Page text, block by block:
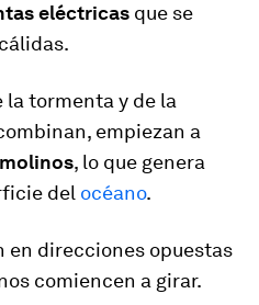
eléctricas que se
la tormenta y de la
empiezan a
, lo que genera
del océano.
en direcciones opuestas
comiencen a girar.